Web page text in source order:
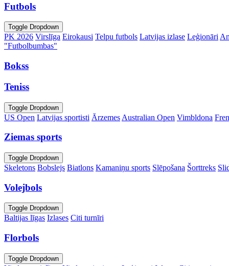
Futbols
Toggle Dropdown
PK 2026 Virslīga Eirokausi Telpu futbols Latvijas izlase Leģionāri
"Futbolbumbas"
Bokss
Teniss
Toggle Dropdown
US Open Latvijas sportisti Ārzemes Australian Open Vimbldona
Ziemas sports
Toggle Dropdown
Skeletons Bobslejs Biatlons Kamaniņu sports Slēpošana Šorttreks
Volejbols
Toggle Dropdown
Baltijas līgas Izlases Citi turnīri
Florbols
Toggle Dropdown